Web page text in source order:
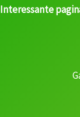
Interessante